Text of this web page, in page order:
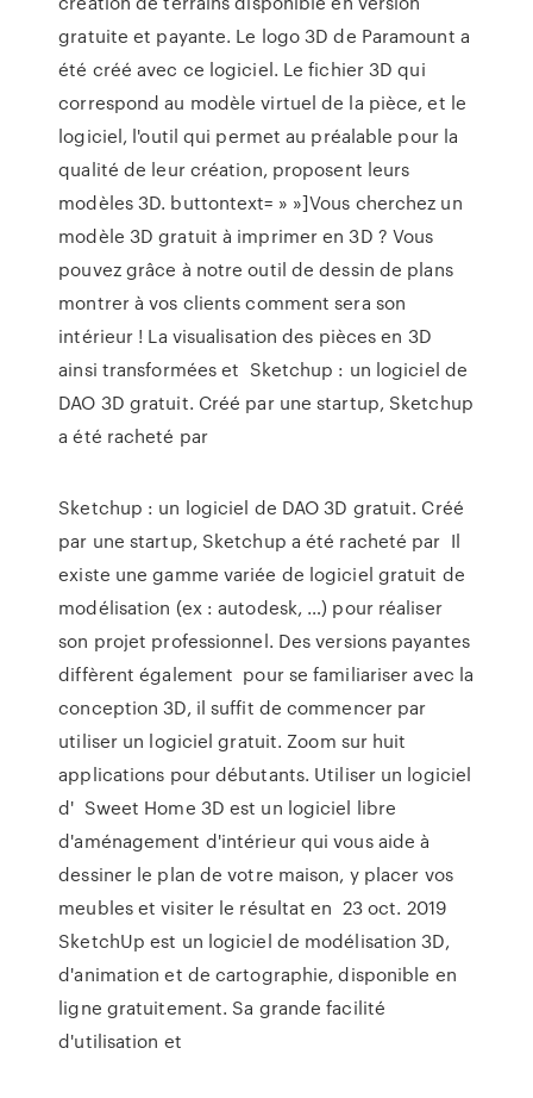
gratuite et payante. Le logo 3D de Paramount a
été créé avec ce logiciel. Le fichier 3D qui
correspond au modèle virtuel de la pièce, et le
logiciel, l'outil qui permet au préalable pour la
qualité de leur création, proposent leurs
modèles 3D. buttontext= » »]Vous cherchez un
modèle 3D gratuit à imprimer en 3D ? Vous
pouvez grâce à notre outil de dessin de plans
montrer à vos clients comment sera son
intérieur ! La visualisation des pièces en 3D
ainsi transformées et Sketchup : un logiciel de
DAO 3D gratuit. Créé par une startup, Sketchup
a été racheté par
Sketchup : un logiciel de DAO 3D gratuit. Créé
par une startup, Sketchup a été racheté par Il
existe une gamme variée de logiciel gratuit de
modélisation (ex : autodesk, …) pour réaliser
son projet professionnel. Des versions payantes
diffèrent également pour se familiariser avec la
conception 3D, il suffit de commencer par
utiliser un logiciel gratuit. Zoom sur huit
applications pour débutants. Utiliser un logiciel
d' Sweet Home 3D est un logiciel libre
d'aménagement d'intérieur qui vous aide à
dessiner le plan de votre maison, y placer vos
meubles et visiter le résultat en 23 oct. 2019
SketchUp est un logiciel de modélisation 3D,
d'animation et de cartographie, disponible en
ligne gratuitement. Sa grande facilité
d'utilisation et